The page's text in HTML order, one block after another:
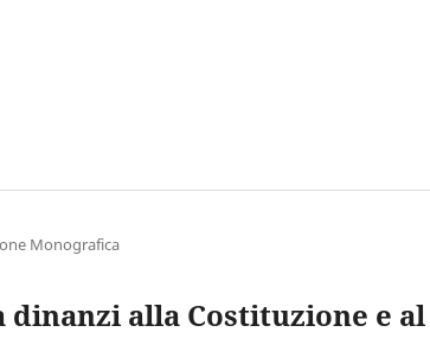
Monografica
dinanzi alla Costituzione e al